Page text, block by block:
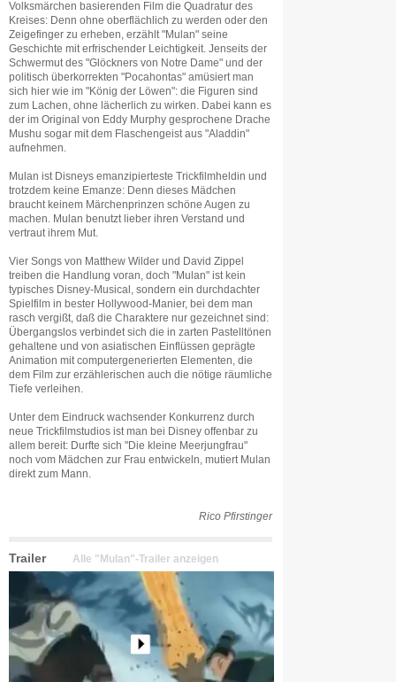
Volksmärchen basierenden Film die Quadratur des
Kreises: Denn ohne oberflächlich zu werden oder den
Zeigefinger zu erheben, erzählt "Mulan" seine
Geschichte mit erfrischender Leichtigkeit. Jenseits der
Schwermut des "Glöckners von Notre Dame" und der
politisch überkorrekten "Pocahontas" amüsiert man
sich hier wie im "König der Löwen": die Figuren sind
zum Lachen, ohne lächerlich zu wirken. Dabei kann es
der im Original von Eddy Murphy gesprochene Drache
Mushu sogar mit dem Flaschengeist aus "Aladdin"
aufnehmen.
Mulan ist Disneys emanzipierteste Trickfilmheldin und
trotzdem keine Emanze: Denn dieses Mädchen
braucht keinem Märchenprinzen schöne Augen zu
machen. Mulan benutzt lieber ihren Verstand und
vertraut ihrem Mut.
Vier Songs von Matthew Wilder und David Zippel
treiben die Handlung voran, doch "Mulan" ist kein
typisches Disney-Musical, sondern ein durchdachter
Spielfilm in bester Hollywood-Manier, bei dem man
rasch vergißt, daß die Charaktere nur gezeichnet sind:
Übergangslos verbindet sich die in zarten Pastelltönen
gehaltene und von asiatischen Einflüssen geprägte
Animation mit computergenerierten Elementen, die
dem Film zur erzählerischen auch die nötige räumliche
Tiefe verleihen.
Unter dem Eindruck wachsender Konkurrenz durch
neue Trickfilmstudios ist man bei Disney offenbar zu
allem bereit: Durfte sich "Die kleine Meerjungfrau"
noch vom Mädchen zur Frau entwickeln, mutiert Mulan
direkt zum Mann.
Rico Pfirstinger
Trailer Alle "Mulan"-Trailer anzeigen